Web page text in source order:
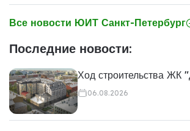
Все новости ЮИТ Санкт-Петербург
Последние новости:
Ход строительства ЖК
06.08.2026